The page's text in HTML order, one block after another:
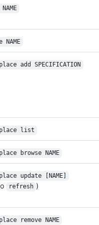
add SPECIFICATION
list
browse NAME
update [NAME]
refresh )
remove NAME